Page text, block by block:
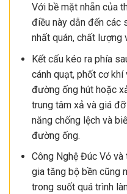
Với bề mặt nhẵn của
điều này dẫn đến các
nhất quán, chất lượng
Kết cấu kéo ra phía
cánh quạt, phốt cơ
đường ống hút hoặc
trung tâm xả và giá
năng chống lệch và
đường ống.
Công Nghệ Đúc Vỏ
gia tăng bộ bền cũng
trong suốt quá trình